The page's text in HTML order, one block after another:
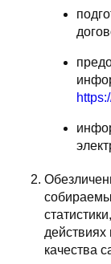
действиях
качества